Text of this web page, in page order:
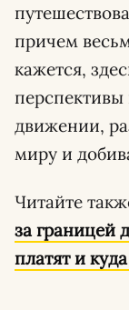
причем
кажется,
движении,
миру и
Читайте
за границей
платят и